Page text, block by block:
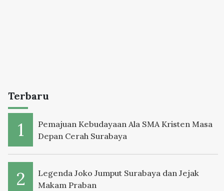
Terbaru
Pemajuan Kebudayaan Ala SMA Kristen Masa
Depan Cerah Surabaya
Legenda Joko Jumput Surabaya dan Jejak
Makam Praban